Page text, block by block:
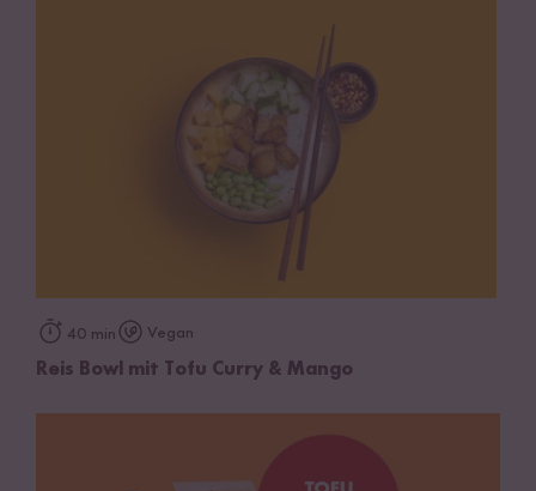
40 min Vegan
Reis Bowl mit Tofu Curry & Mango